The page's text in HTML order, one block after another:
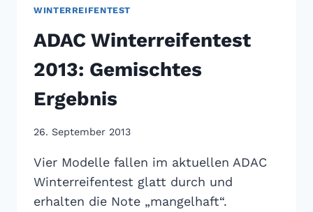
WINTERREIFENTEST
ADAC Winterreifentest
2013: Gemischtes
Ergebnis
26. September 2013
Vier Modelle fallen im aktuellen ADAC
Winterreifentest glatt durch und
erhalten die Note „mangelhaft“.